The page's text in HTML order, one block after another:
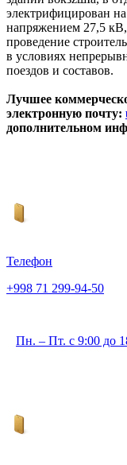
электрифицирован
напряжением 27,5
проведение
в условиях
поездов и составов.
Лучшее
электронную почту:
дополнительном
Телефон
+998 71 299-94-50
Пн. – Пт. с 9:00 до